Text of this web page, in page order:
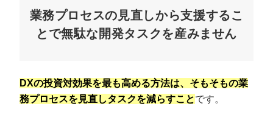
業務プロセスの見直しから支援するこ
とで無駄な開発タスクを産みません
DXの投資対効果を最も高める方法は、そもそもの業
務プロセスを見直しタスクを減らすことです。